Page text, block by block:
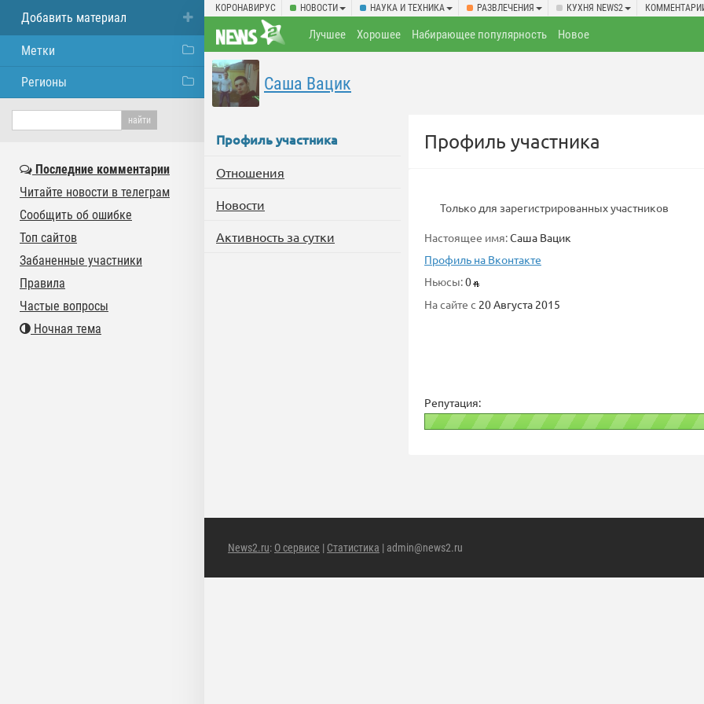
КОРОНАВИРУС НОВОСТИ НАУКА И ТЕХНИКА РАЗВЛЕЧЕНИЯ КУХНЯ NEWS2
Лучшее Хорошее Набирающее популярность Новое
Саша Вацик
Профиль участника
Отношения
Новости
Активность за сутки
Профиль участника
Только для зарегистрированных участников
Настоящее имя:Саша Вацик
Профиль на Вконтакте
Ньюсы:0
На сайте с 20 Августа 2015
Репутация:
News2.ru: О сервисе | Статистика | admin@news2.ru
Добавить материал
Метки
Регионы
Последние комментарии
Читайте новости в телеграм
Сообщить об ошибке
Топ сайтов
Забаненные участники
Правила
Частые вопросы
Ночная тема